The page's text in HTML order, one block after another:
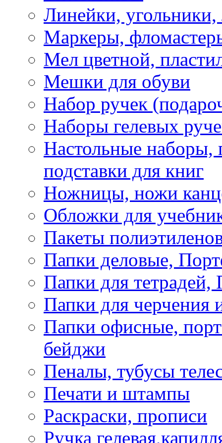
Линейки, угольники,
Маркеры,
Мел цветной,
Мешки для обуви
Набор ручек
Наборы гелевых
Настольные наборы,
подставки для книг
Ножницы, ножи
Обложки для
Пакеты
Папки деловые,
Папки для тетрадей,
Папки для черчения
Папки офисные,
бейджи
Пеналы, тубусы
Печати и штампы
Раскраски, прописи
Ручка